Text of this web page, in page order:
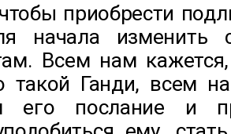
приобрести
начала изменить
Всем нам
такой Ганди, всем
его послание и